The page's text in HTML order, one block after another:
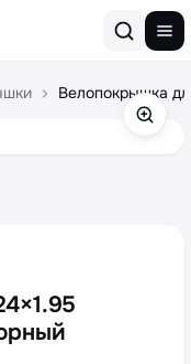
Велопокрышка